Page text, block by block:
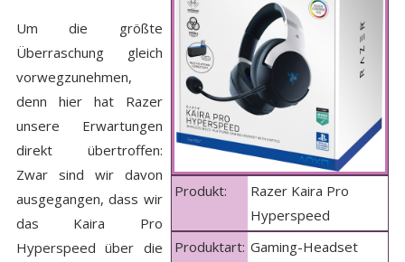
Produkt:
Razer Kaira Pro
Hyperspeed
Produktart: Gaming-Headset
Um die größte
Überraschung gleich
vorwegzunehmen,
denn hier hat Razer
unsere Erwartungen
direkt übertroffen:
Zwar sind wir davon
ausgegangen, dass wir
das Kaira Pro
Hyperspeed über die